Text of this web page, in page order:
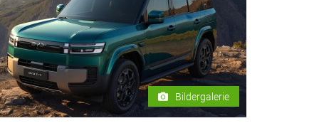
Bildergalerie